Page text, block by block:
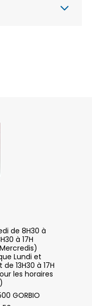
de 8H30 à
à 17H
Lundi et
13H30 à 17H
les horaires
GORBIO